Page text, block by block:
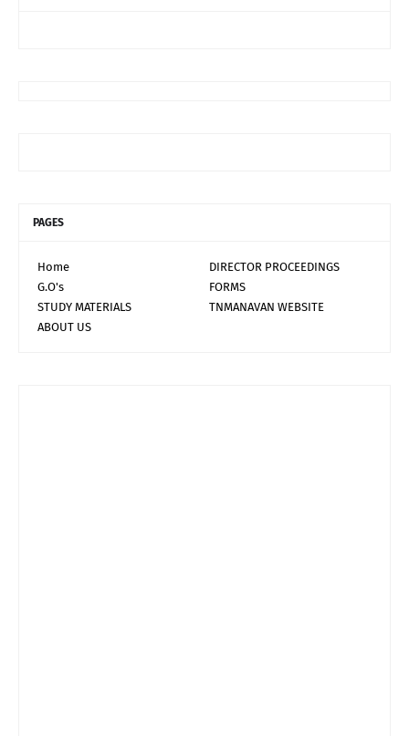
PAGES
Home
DIRECTOR PROCEEDINGS
G.O's
FORMS
STUDY MATERIALS
TNMANAVAN WEBSITE
ABOUT US